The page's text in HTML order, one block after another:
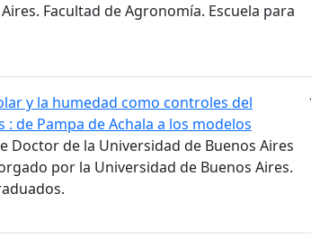
Facultad de Agronomía. Escuela para
y la humedad como controles del
de Pampa de Achala a los modelos
Doctor de la Universidad de Buenos Aires
por la Universidad de Buenos Aires.